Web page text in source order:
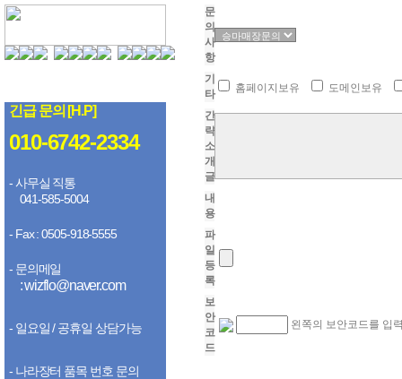
긴급 문의 [H.P]
010-6742-2334
- 사무실 직통
041-585-5004
- Fax : 0505-918-5555
- 문의메일
: wizflo@naver.com
- 일요일 / 공휴일 상담가능
- 나라장터 품목 번호 문의
문
의
사
항
기
타
홈페이지보유 도메인보유
간
략
소
개
글
내
용
파
일
등
록
보
안
코
드
왼쪽의 보안코드를 입